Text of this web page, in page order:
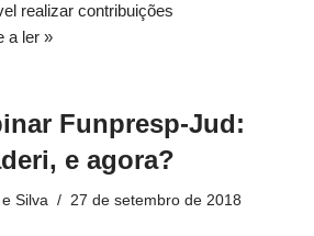
realizar contribuições
a ler »
Funpresp-Jud:
e agora?
Silva 27 de setembro de 2018